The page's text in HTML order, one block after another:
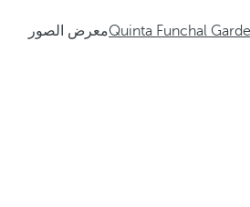
Quinta Funchalمعرض الصور